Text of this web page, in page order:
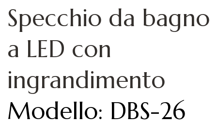
Specchio da bagno
a LED con
ingrandimento
Modello: DBS-26